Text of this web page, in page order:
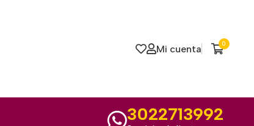
Mi cuenta 0
3022713992